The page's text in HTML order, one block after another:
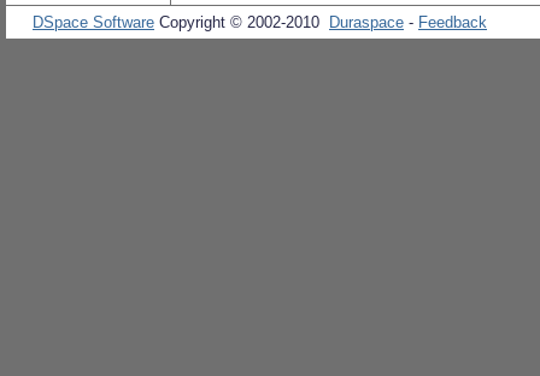
DSpace Software Copyright © 2002-2010 Duraspace - Feedback